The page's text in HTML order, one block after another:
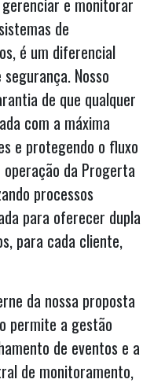
e monitorar
de
é um diferencial
Nosso
de que qualquer
com a máxima
e protegendo o fluxo
operação da Progerta
processos
para oferecer dupla
para cada cliente,
da nossa proposta
permite a gestão
de eventos e a
de monitoramento,